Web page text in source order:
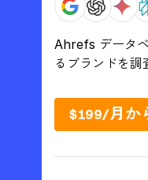
Ahrefs データ
るブランドを
$199/月か